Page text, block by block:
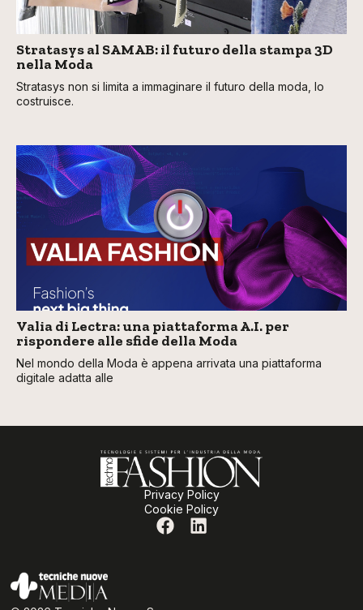
Stratasys al SAMAB: il futuro della stampa 3D
nella Moda
Stratasys non si limita a immaginare il futuro della moda, lo
costruisce.
Valia di Lectra: una piattaforma A.I. per
rispondere alle sfide della Moda
Nel mondo della Moda è appena arrivata una piattaforma
digitale adatta alle
Privacy Policy
Cookie Policy